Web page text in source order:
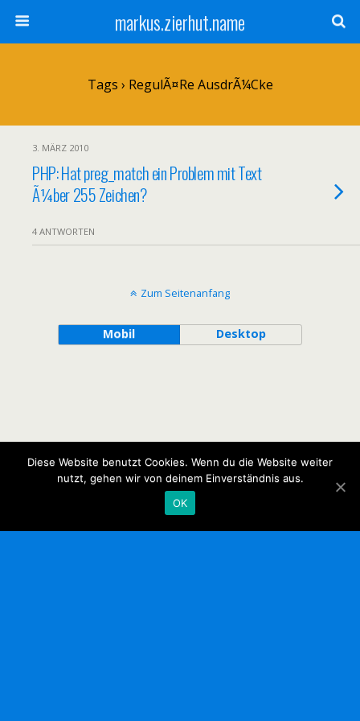
markus.zierhut.name
Tags › RegulÃ¤re AusdrÃ¼cke
3. MÄRZ 2010
PHP: Hat preg_match ein Problem mit Text
Ã¼ber 255 Zeichen?
4 ANTWORTEN
Zum Seitenanfang
Mobil Desktop
Diese Website benutzt Cookies. Wenn du die Website weiter
nutzt, gehen wir von deinem Einverständnis aus.
OK